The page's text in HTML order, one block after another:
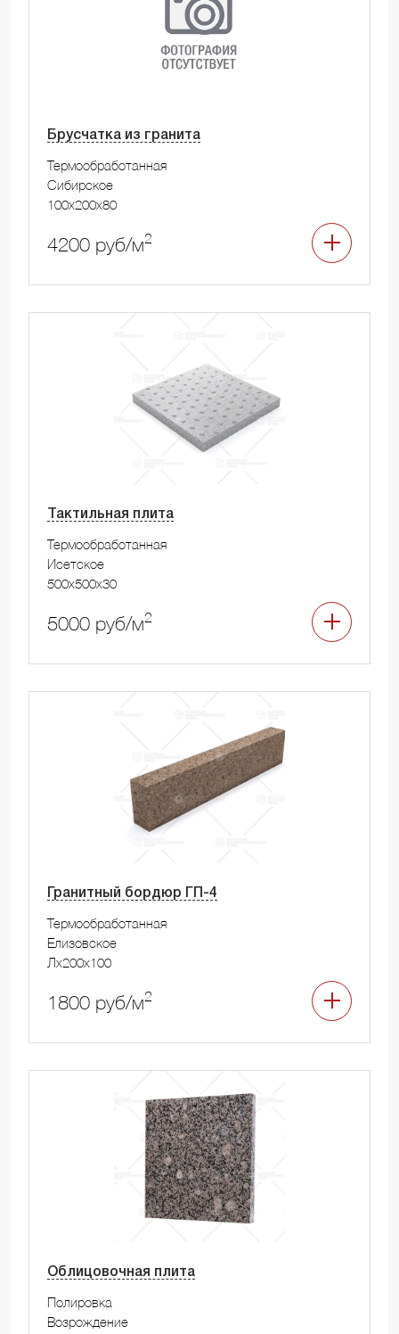
Брусчатка из гранита
Термообработанная
Сибирское
100x200x80
4200 руб/м2
Тактильная плита
Термообработанная
Исетское
500x500x30
5000 руб/м2
Гранитный бордюр ГП-4
Термообработанная
Елизовское
Лx200x100
1800 руб/м2
Облицовочная плита
Полировка
Возрождение